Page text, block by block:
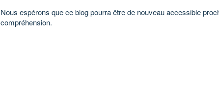
Nous espérons que ce blog pourra être de nouveau accessible
compréhension.